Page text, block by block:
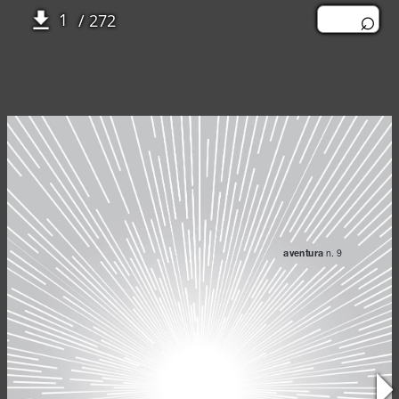
/ 272